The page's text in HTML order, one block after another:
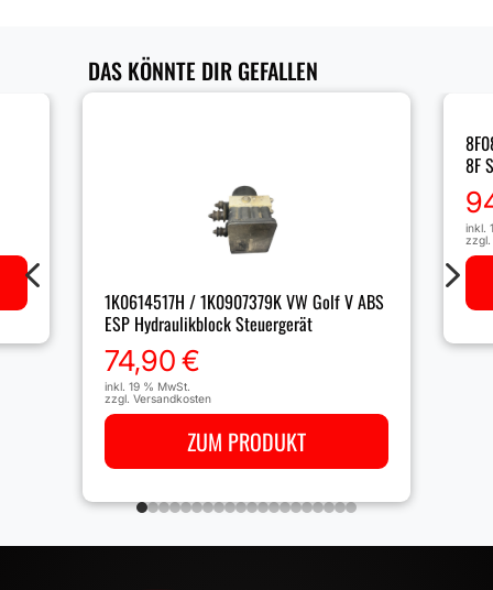
DAS KÖNNTE DIR GEFALLEN
1K0614517H / 1K0907379K VW Golf V ABS
ESP Hydraulikblock Steuergerät
74,90€
inkl. 19 % MwSt.
zzgl. Versandkosten
ZUM PRODUKT
8F
inkl.
zzgl.
4 5